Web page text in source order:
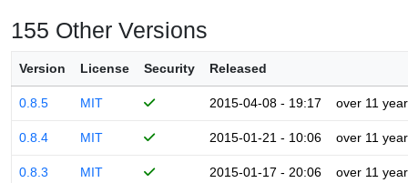
155 Other Versions
Version License Security Released
0.8.5 MIT 2015-04-08 - 19:17 over 11
0.8.4 MIT 2015-01-21 - 10:06 over 11
0.8.3 MIT 2015-01-17 - 20:06 over 11